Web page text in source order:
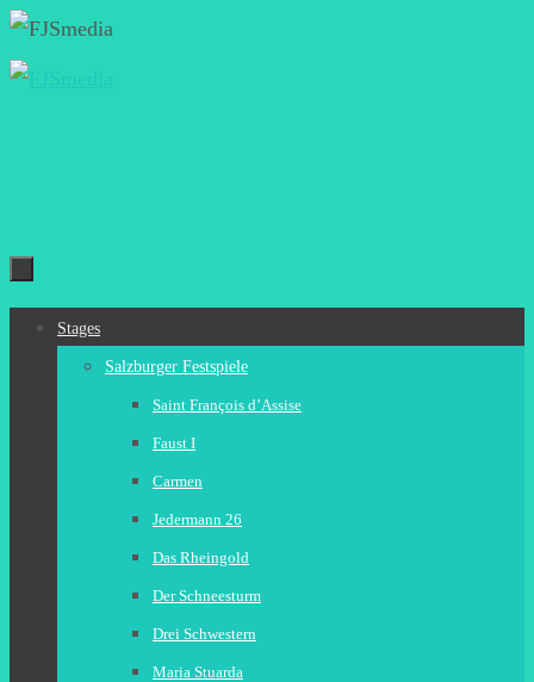
Zum
Inhalt
Zum
Stages
Salzburger Festspiele
Saint François d’Assise
Faust I
Carmen
Jedermann 26
Das Rheingold
Der Schneesturm
Drei Schwestern
Maria Stuarda